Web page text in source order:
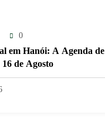
0
em Hanói: A Agenda de
de Agosto